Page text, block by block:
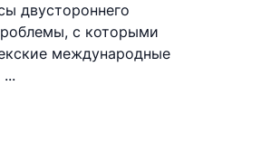
Номер телефона
Номер телефона
двустороннего
с которыми
международные
...